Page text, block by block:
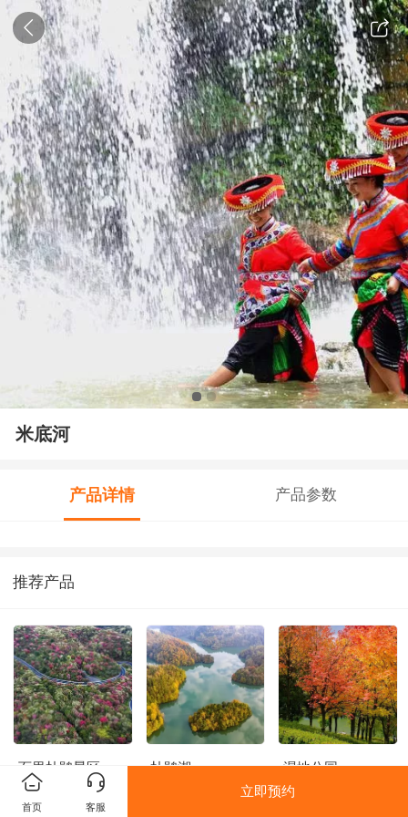
米底河
产品详情 产品参数
推荐产品
百里杜鹃景区 杜鹃湖 湿地公园
首页 客服
立即预约